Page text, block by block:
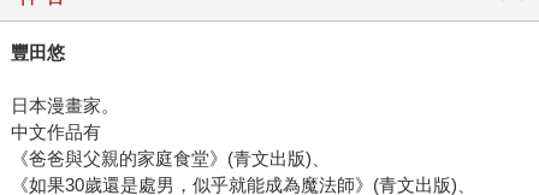
豐田悠
日本漫畫家。
中文作品有
《爸爸與父親的家庭食堂》(青文出版)、
《如果30歲還是處男，似乎就能成為魔法師》(青文出版)、